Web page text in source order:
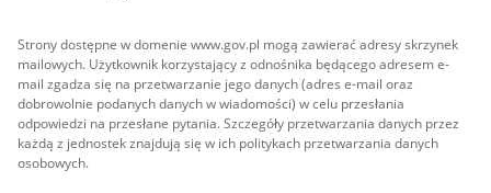
Strony dostępne w domenie www.gov.pl mogą zawierać adresy skrzynek
mailowych. Użytkownik korzystający z odnośnika będącego adresem e-
mail zgadza się na przetwarzanie jego danych (adres e-mail oraz
dobrowolnie podanych danych w wiadomości) w celu przesłania
odpowiedzi na przesłane pytania. Szczegóły przetwarzania danych przez
każdą z jednostek znajdują się w ich politykach przetwarzania danych
osobowych.